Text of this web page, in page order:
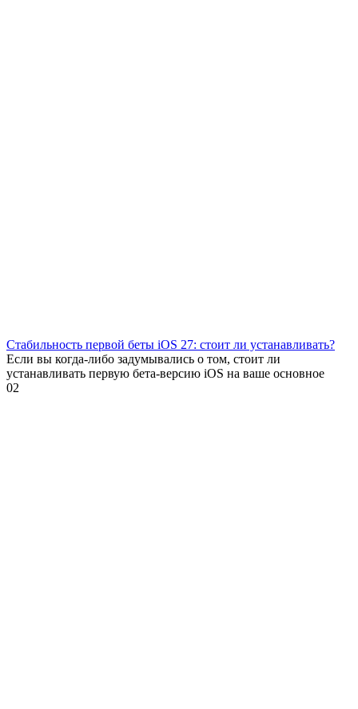
Стабильность первой беты iOS 27: стоит ли устанавливать?
Если вы когда-либо задумывались о том, стоит ли
устанавливать первую бета-версию iOS на ваше основное
02